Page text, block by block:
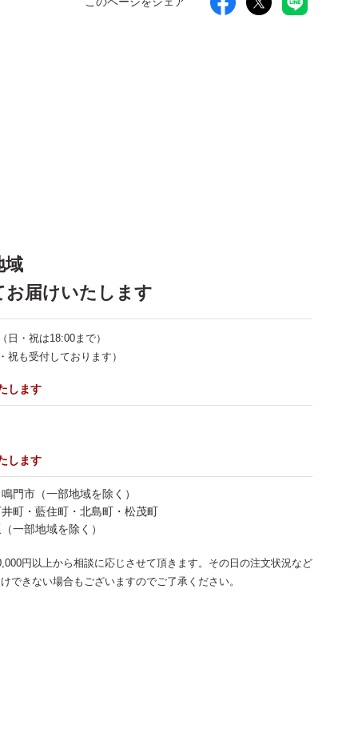
域
お届けいたします
日・祝は18:00まで）
祝も受付しております）
します
します
門市（一部地域を除く）
町・藍住町・北島町・松茂町
一部地域を除く）
円以上から相談に応じさせて頂きます。その日の注文状況など
できない場合もございますのでご了承ください。